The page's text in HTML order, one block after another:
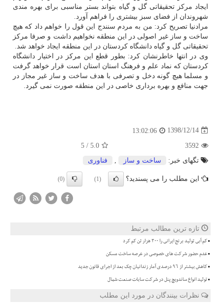
ایجاد مركز تحقیقاتی گل و گیاه بتواند بستر مناسبی برای بهره مندی
شهروندان از فضای سبز بیشتری را فراهم آورد.
مرادنیا تصریح كرد: من به مردم سنندج این قول را خواهم داد كه هیچ
ساخت و ساز غیر اصولی در این منطقه نخواهیم داشت و صرفا مركز
تحقیقاتی گل و گیاه دانشگاه كردستان در این منطقه ایجاد خواهد شد.
وی در انتها خاطرنشان كرد: بطور قطع این مركز در اختیار دانشگاه
كردستان كه نماد علم و فرهنگ استان استان است قرار خواهد گرفت
و مسلما هیچ گونه دخل و تصرفی با هدف ساخت و ساز غیر مجاز در
جهت منافع و بهره برداری خاصی در این منطقه صورت نمی گیرد.
1398/12/14
13:02:06
3592
5.0
/
5
تگهای خبر:
ساخت و ساز فناوری
این مطلب را می پسندید؟ (1)
(0)
تازه ترین مطالب مرتبط
کم آبی تولید برنج ایرانی را 300 هزار تن کم کرد
عدم حضور شرکت های خصوصی در عرصه ساخت مسکن
کاهش بیشتر از 96 درصدی آمار زندانیان چک بعد از اجرای قانون جدید
تولید انواع ساندویچ پنل در شرکت سابات صنعت شمال
نظرات بینندگان در مورد این مطلب